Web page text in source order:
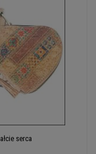
serca